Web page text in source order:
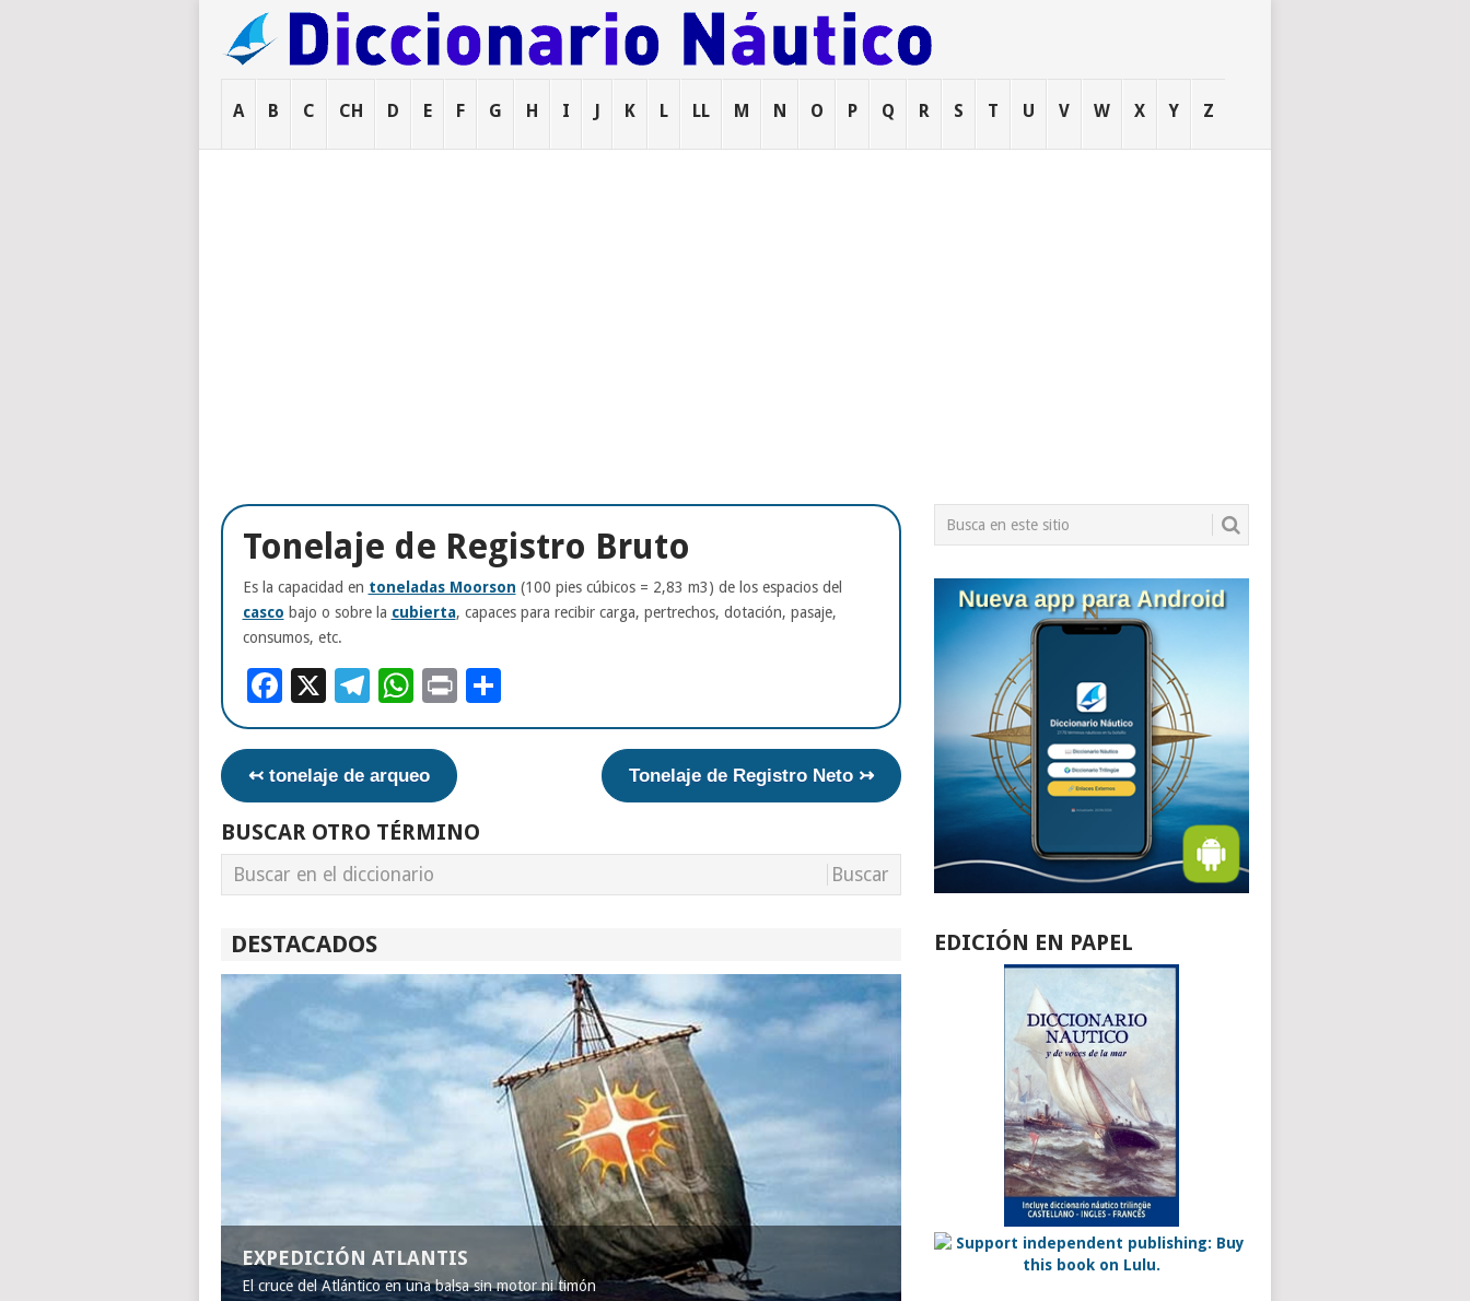
A B C CH D E F G H I J K L LL M N O P Q R S T U V W X Y Z
Tonelaje de Registro Bruto
Es la capacidad en toneladas Moorson (100 pies cúbicos = 2,83 m3) de los espacios del
casco bajo o sobre la cubierta, capaces para recibir carga, pertrechos, dotación, pasaje,
consumos, etc.
Facebook
X Telegram
WhatsApp
PrintCompartir
↢ tonelaje de arqueo Tonelaje de Registro Neto ↣
BUSCAR OTRO TÉRMINO
DESTACADOS
EXPEDICIÓN ATLANTIS
El cruce del Atlántico en una balsa sin motor ni timón
EDICIÓN EN PAPEL